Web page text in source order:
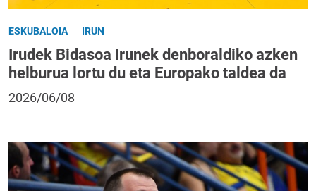
ESKUBALOIA IRUN
Irudek Bidasoa Irunek denboraldiko azken
helburua lortu du eta Europako taldea da
2026/06/08